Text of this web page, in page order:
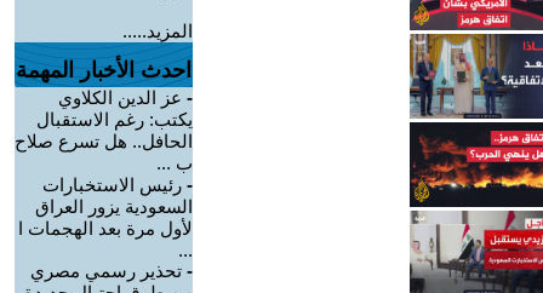
المزيد.....
احدث الأخبار المهمة
- عز الدين الكلاوي
يكتب: رغم الاستقبال
الحافل.. هل تسرع صلاح
ب ...
- رئيس الاستخبارات
السعودية يزور العراق
لأول مرة بعد الهجمات ا
...
- تحذير رسمي مصري